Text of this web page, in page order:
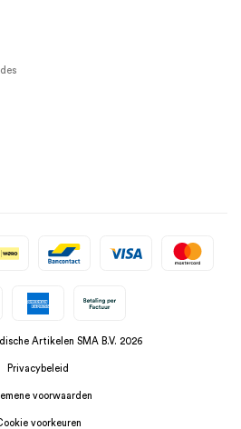
Artikelen SMA B.V. 2026
Privacybeleid
voorwaarden
voorkeuren